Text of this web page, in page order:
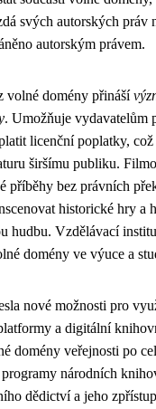
svých autorských práv
autorským právem.
volné domény přináší
. Umožňuje vydavatelům
licenční poplatky,
širšímu publiku.
příběhy bez právních
historické hry a
hudbu. Vzdělávací
domény ve výuce a
nové možnosti pro
a digitální
domény veřejnosti po
národních
dědictví a jeho